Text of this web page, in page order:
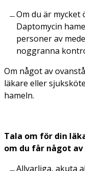
Om du är
Daptomycin
personer av
noggranna
Om något av
läkare eller
hameln.
Tala om för din
om du får något
Allvarliga, akuta